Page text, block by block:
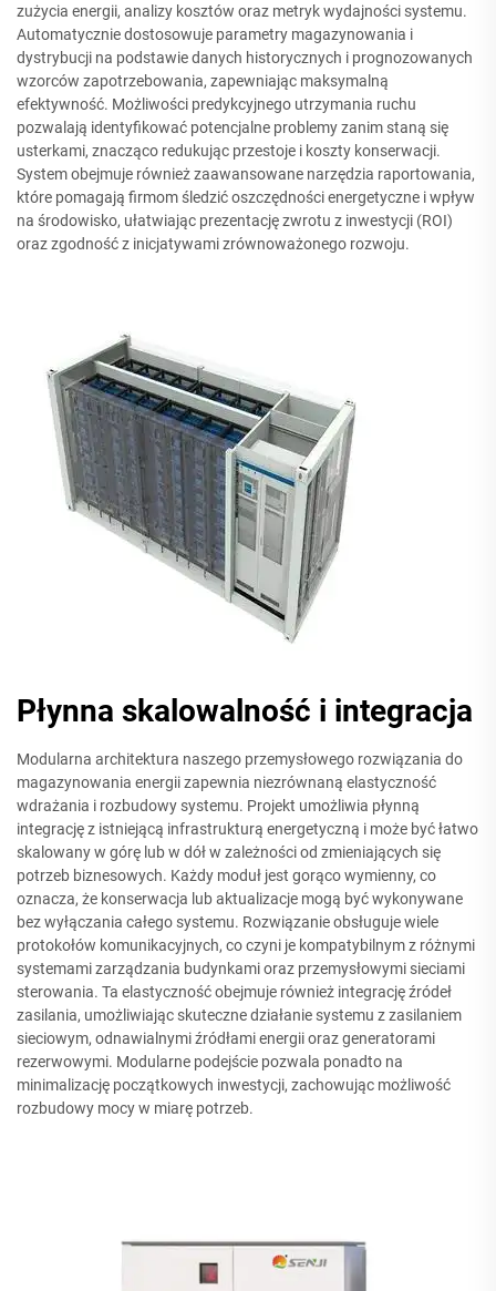
zużycia energii, analizy kosztów oraz metryk wydajności systemu.
Automatycznie dostosowuje parametry magazynowania i
dystrybucji na podstawie danych historycznych i prognozowanych
wzorców zapotrzebowania, zapewniając maksymalną
efektywność. Możliwości predykcyjnego utrzymania ruchu
pozwalają identyfikować potencjalne problemy zanim staną się
usterkami, znacząco redukując przestoje i koszty konserwacji.
System obejmuje również zaawansowane narzędzia raportowania,
które pomagają firmom śledzić oszczędności energetyczne i wpływ
na środowisko, ułatwiając prezentację zwrotu z inwestycji (ROI)
oraz zgodność z inicjatywami zrównoważonego rozwoju.
Płynna skalowalność i integracja
Modularna architektura naszego przemysłowego rozwiązania do
magazynowania energii zapewnia niezrównaną elastyczność
wdrażania i rozbudowy systemu. Projekt umożliwia płynną
integrację z istniejącą infrastrukturą energetyczną i może być łatwo
skalowany w górę lub w dół w zależności od zmieniających się
potrzeb biznesowych. Każdy moduł jest gorąco wymienny, co
oznacza, że konserwacja lub aktualizacje mogą być wykonywane
bez wyłączania całego systemu. Rozwiązanie obsługuje wiele
protokołów komunikacyjnych, co czyni je kompatybilnym z różnymi
systemami zarządzania budynkami oraz przemysłowymi sieciami
sterowania. Ta elastyczność obejmuje również integrację źródeł
zasilania, umożliwiając skuteczne działanie systemu z zasilaniem
sieciowym, odnawialnymi źródłami energii oraz generatorami
rezerwowymi. Modularne podejście pozwala ponadto na
minimalizację początkowych inwestycji, zachowując możliwość
rozbudowy mocy w miarę potrzeb.